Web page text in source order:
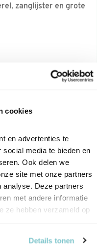
cookies
en advertenties te
media te bieden en
Ook delen we
site met onze partners
analyse. Deze partners
met andere informatie
ze hebben verzameld op
Details tonen
zanglijster en grote
acties en tips